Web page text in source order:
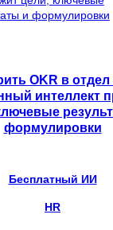
OKR в
интеллект
формулировки
Бесплатный ИИ
HR